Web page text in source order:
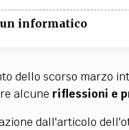
informatico
dello scorso marzo
alcune riflessioni e
dall'articolo